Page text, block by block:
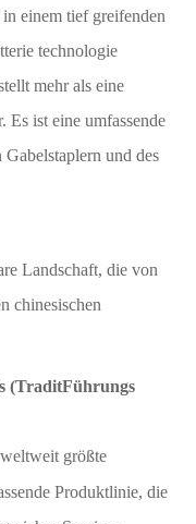
einem tief greifenden
technologie
mehr als eine
Es ist eine umfassende
und des
Landschaft, die von
chinesischen
(TraditFührungs
größte
Produktlinie, die